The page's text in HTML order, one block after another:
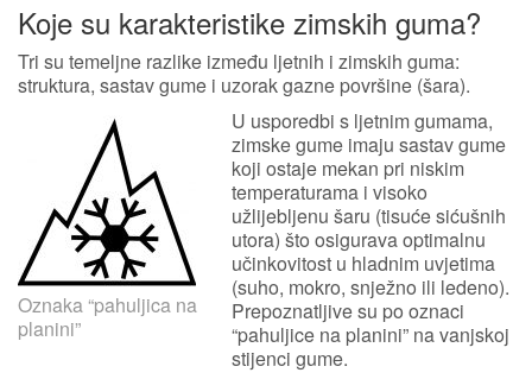
Koje su karakteristike zimskih guma?
Tri su temeljne razlike između ljetnih i zimskih guma:
struktura, sastav gume i uzorak gazne površine (šara).
Oznaka “pahuljica na
planini”
U usporedbi s ljetnim gumama,
zimske gume imaju sastav gume
koji ostaje mekan pri niskim
temperaturama i visoko
užlijebljenu šaru (tisuće sićušnih
utora) što osigurava optimalnu
učinkovitost u hladnim uvjetima
(suho, mokro, snježno ili ledeno).
Prepoznatljive su po oznaci
“pahuljice na planini” na vanjskoj
stijenci gume.